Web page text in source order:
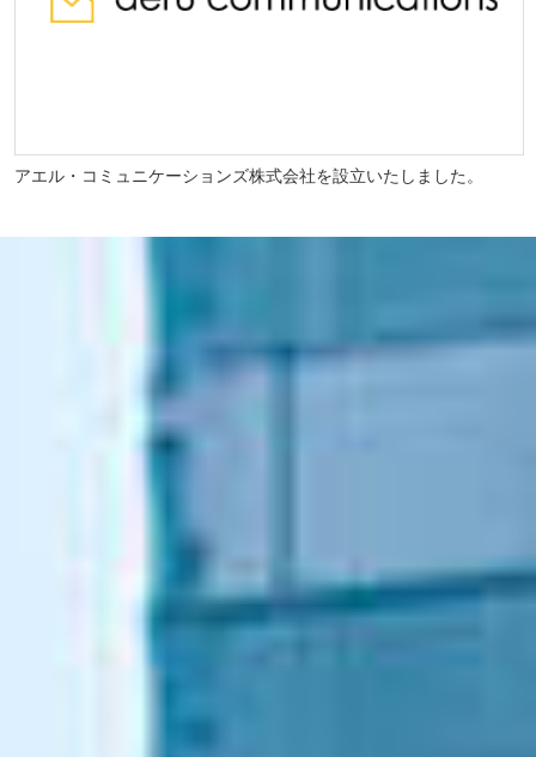
アエル・コミュニケーションズ株式会社を設立いたしました。